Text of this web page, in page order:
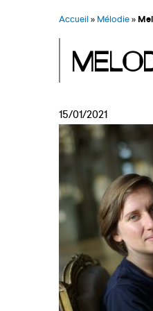
Accueil» Mélodie»
15/01/2021